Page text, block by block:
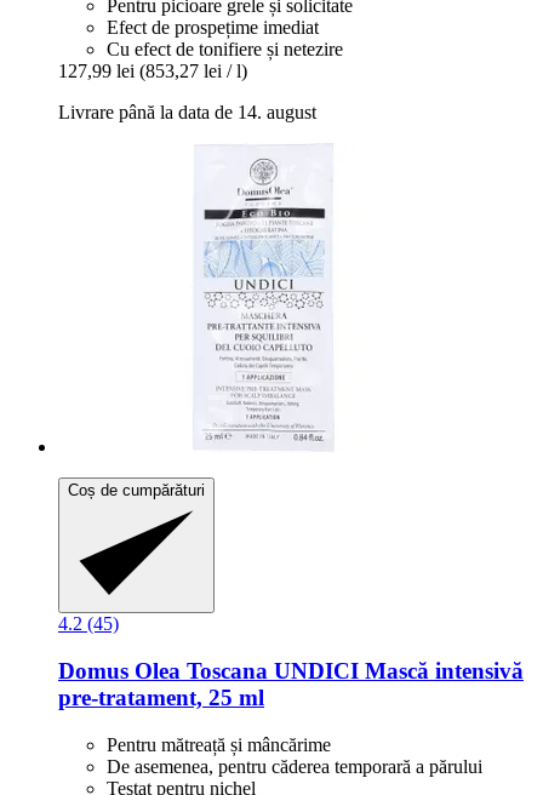
Pentru picioare grele și solicitate
Efect de prospețime imediat
Cu efect de tonifiere și netezire
127,99 lei (853,27 lei / l)
Livrare până la data de 14. august
Coș de cumpărături
4.2 (45)
Domus Olea Toscana UNDICI Mască intensivă
pre-​tratament, 25 ml
Pentru mătreață și mâncărime
De asemenea, pentru căderea temporară a părului
Testat pentru nichel